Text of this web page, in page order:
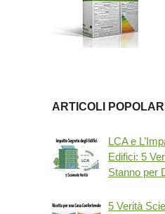
ARTICOLI POPOLARI
LCA e
Edifici: 5
Stanno per
5 Verità